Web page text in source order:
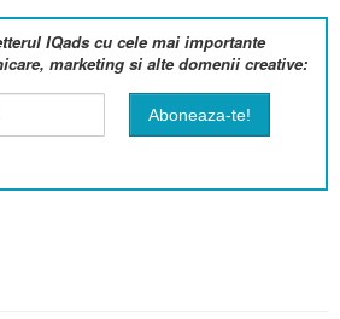
IQads cu cele mai importante
marketing si alte domenii creative: